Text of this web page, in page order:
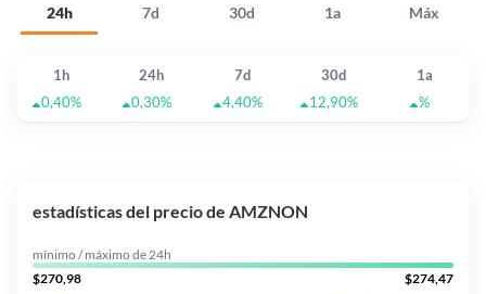
24h 7d 30d 1a Máx
1h 24h 7d 30d
1a
0,40%
0,30% 4,40% 12,90% %
estadísticas del precio de AMZNON
mínimo / máximo de 24h
$270,98
$274,47